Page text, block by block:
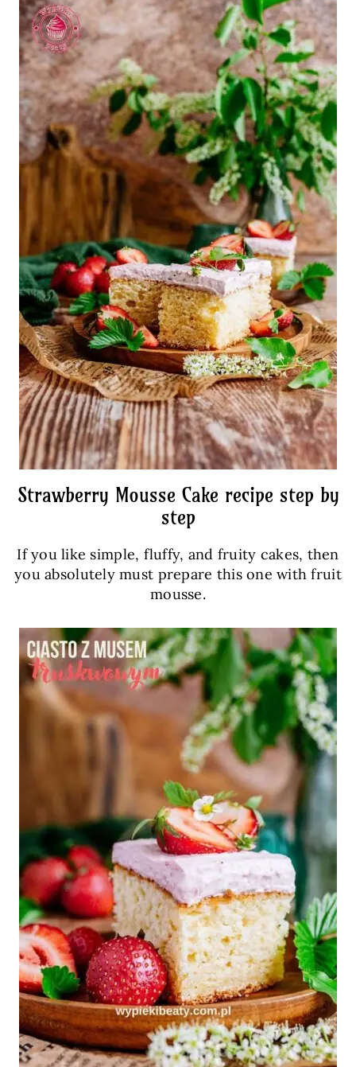
Strawberry Mousse Cake recipe step by
step
If you like simple, fluffy, and fruity cakes, then
you absolutely must prepare this one with fruit
mousse.